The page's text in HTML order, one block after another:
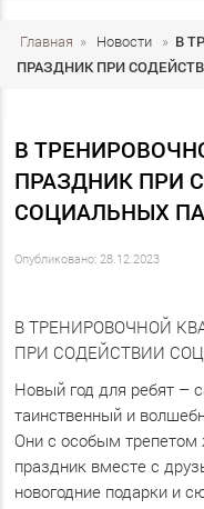
Главная » Новости » В
ПРАЗДНИК ПРИ
В
ПРАЗДНИК ПРИ
СОЦИАЛЬНЫХ
Опубликовано: 28.12.2023
В ТРЕНИРОВОЧНОЙ
ПРИ СОДЕЙСТВИИ
Новый год для ребят –
таинственный и
Они с особым трепетом
праздник вместе с
новогодние подарки и